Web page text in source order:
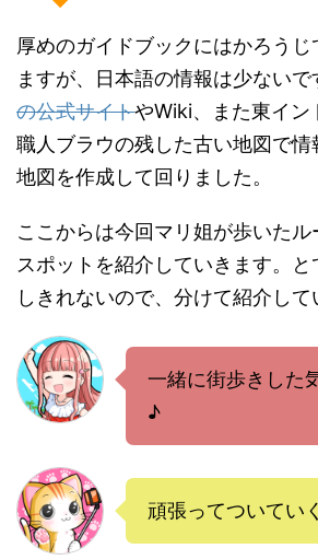
厚めのガイドブックにはかろう
ますが、日本語の情報は少ないで
の公式サイトやWiki、また東イン
職人ブラウの残した古い地図で
地図を作成して回りました。
ここからは今回マリ姐が歩いた
スポットを紹介していきます。
しきれないので、分けて紹介して
一緒に街歩きした
♪
頑張ってついてい